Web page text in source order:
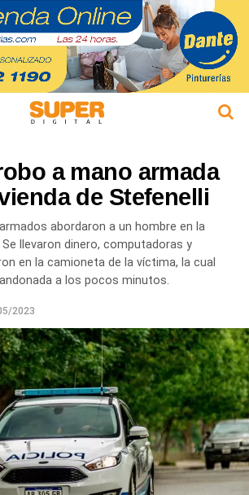
a mano armada
de Stefenelli
abordaron a un hombre en la
llevaron dinero, computadoras y
en la camioneta de la víctima, la cual
a los pocos minutos.
2023